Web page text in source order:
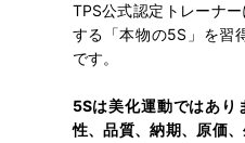
TPS公式認定トレーナ
する「本物の5S」を習
です。
5Sは美化運動ではあり
性、品質、納期、原価